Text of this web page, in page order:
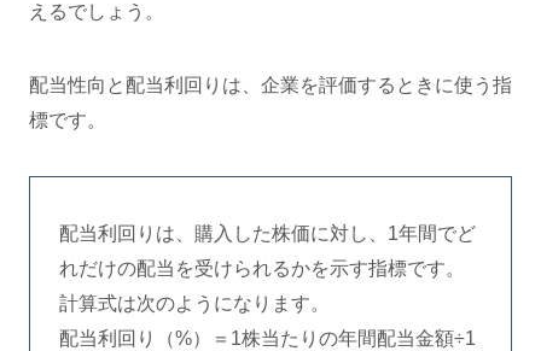
えるでしょう。
配当性向と配当利回りは、企業を評価するときに使う指
標です。
配当利回りは、購入した株価に対し、1年間でど
れだけの配当を受けられるかを示す指標です。
計算式は次のようになります。
配当利回り（%）＝1株当たりの年間配当金額÷1